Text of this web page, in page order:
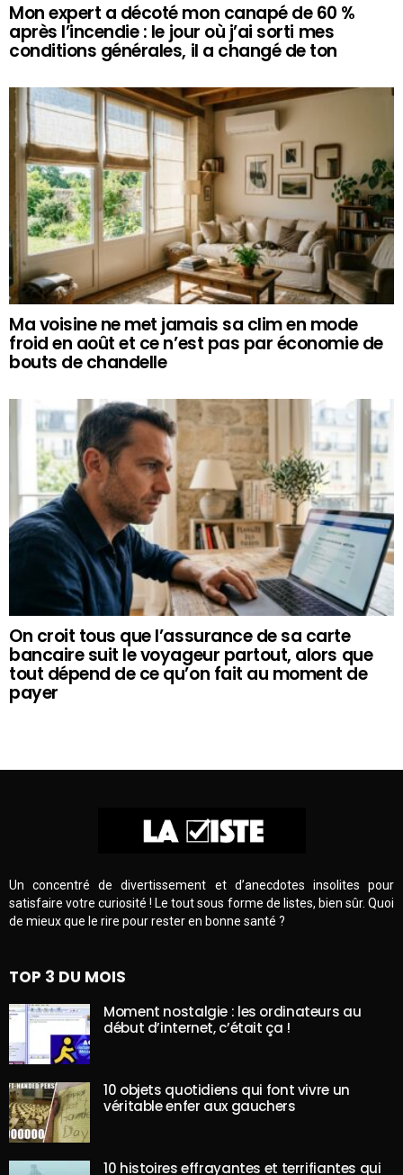
Mon expert a décoté mon canapé de 60 %
après l’incendie : le jour où j’ai sorti mes
conditions générales, il a changé de ton
Ma voisine ne met jamais sa clim en mode
froid en août et ce n’est pas par économie de
bouts de chandelle
On croit tous que l’assurance de sa carte
bancaire suit le voyageur partout, alors que
tout dépend de ce qu’on fait au moment de
payer
Un concentré de divertissement et d’anecdotes insolites pour
satisfaire votre curiosité ! Le tout sous forme de listes, bien sûr. Quoi
de mieux que le rire pour rester en bonne santé ?
TOP 3 DU MOIS
Moment nostalgie : les ordinateurs au
début d’internet, c’était ça !
10 objets quotidiens qui font vivre un
véritable enfer aux gauchers
10 histoires effrayantes et terrifiantes qui